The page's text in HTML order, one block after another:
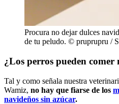
Procura no dejar dulces
de tu peludo. © pruprupru /
¿Los perros pueden comer
Tal y como señala nuestra
Wamiz, no hay que fiarse de los
navideños sin azúcar.